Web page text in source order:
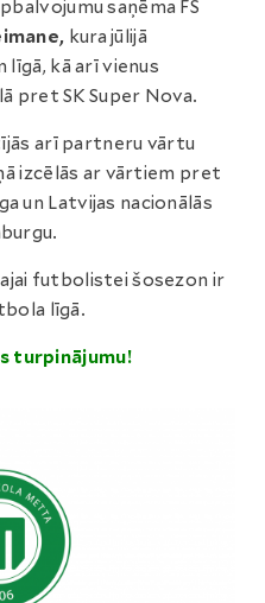
saņēma FS
kura jūlijā
kā arī vienus
pret SK Super Nova.
arī partneru vārtu
izcēlās ar vārtiem pret
un Latvijas nacionālās
futbolistei šosezon ir
līgā.
turpinājumu!